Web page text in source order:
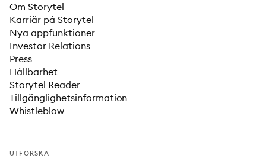
Om Storytel
Karriär på Storytel
Nya appfunktioner
Investor Relations
Press
Hållbarhet
Storytel Reader
Tillgänglighetsinformation
Whistleblow
UTFORSKA